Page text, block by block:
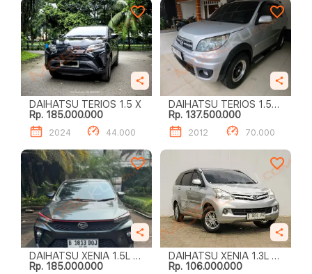
DAIHATSU TERIOS 1.5 X
Rp. 185.000.000
2024 44.000
DAIHATSU TERIOS 1.5L
R M/T
Rp. 137.500.000
2012 70.000
DAIHATSU XENIA 1.5L R
DELUXE A/T
Rp. 185.000.000
DAIHATSU XENIA 1.3L X
A/T
Rp. 106.000.000